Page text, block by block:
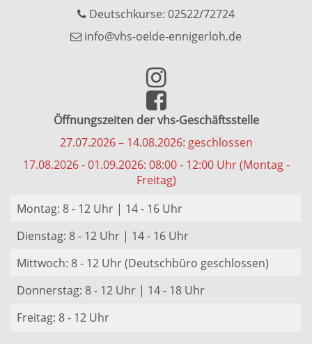
Deutschkurse: 02522/72724
info@vhs-oelde-ennigerloh.de
Öffnungszeiten der vhs-Geschäftsstelle
27.07.2026 – 14.08.2026: geschlossen
17.08.2026 - 01.09.2026: 08:00 - 12:00 Uhr (Montag -
Freitag)
Montag: 8 - 12 Uhr | 14 - 16 Uhr
Dienstag: 8 - 12 Uhr | 14 - 16 Uhr
Mittwoch: 8 - 12 Uhr (Deutschbüro geschlossen)
Donnerstag: 8 - 12 Uhr | 14 - 18 Uhr
Freitag: 8 - 12 Uhr